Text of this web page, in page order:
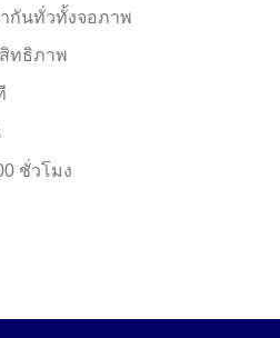
กันทั่วทั้งจอภาพ
สิทธิภาพ
ชั่วโมง